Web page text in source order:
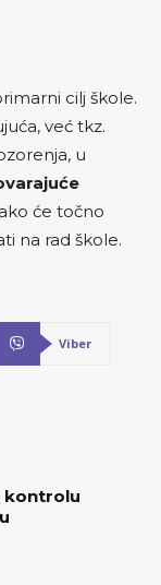
cilj škole.
već tkz.
u
će točno
na rad škole.
Viber
kontrolu